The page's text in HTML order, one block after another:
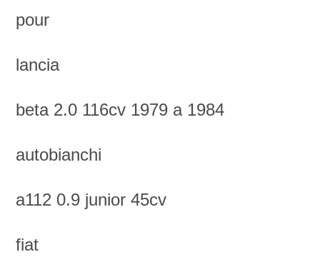
pour
lancia
beta 2.0 116cv 1979 a 1984
autobianchi
a112 0.9 junior 45cv
fiat